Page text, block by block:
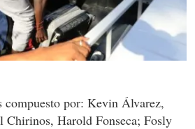
compuesto por: Kevin Álvarez,
Harold Fonseca; Fosly